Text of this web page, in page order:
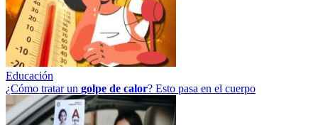
Educación
¿Cómo tratar un golpe de calor? Esto pasa en el cuerpo